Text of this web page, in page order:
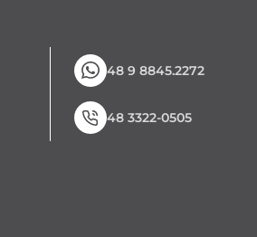
48 9 8845.2272
48 3322-0505